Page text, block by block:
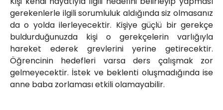
gerekenlerle ilgili sorumluluk aldığında siz olmasanız
da o yolda ilerleyecektir. Kişiye güçlü bir gerekçe
buldurduğunuzda kişi o gerekçelerin varlığıyla
hareket ederek grevlerini yerine getirecektir.
Öğrencinin hedefleri varsa ders çalışmak zor
gelmeyecektir. İstek ve beklenti oluşmadığında ise
anne baba zorlaması etkili olamayabilir.